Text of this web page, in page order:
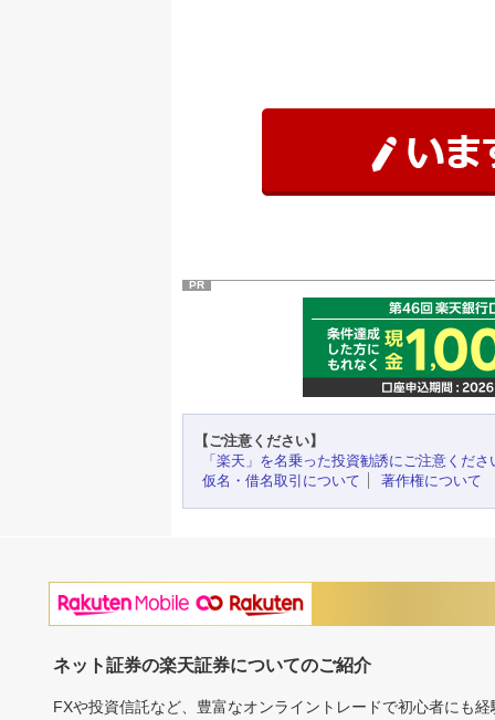
PR
【ご注意ください】
「楽天」を名乗った投資勧誘にご注意くださ
仮名・借名取引について
著作権について
ネット証券の楽天証券についてのご紹介
FXや投資信託など、豊富なオンライントレードで初心者にも